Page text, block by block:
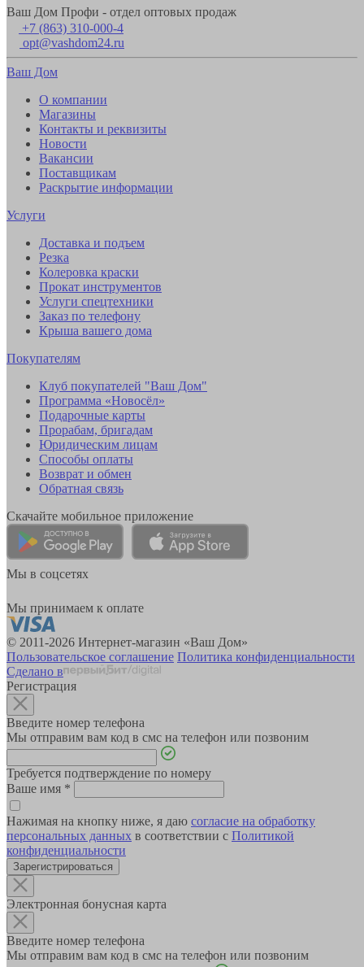
Ваш Дом Профи - отдел оптовых продаж
+7 (863) 310-000-4
opt@vashdom24.ru
Ваш Дом
О компании
Магазины
Контакты и реквизиты
Новости
Вакансии
Поставщикам
Раскрытие информации
Услуги
Доставка и подъем
Резка
Колеровка краски
Прокат инструментов
Услуги спецтехники
Заказ по телефону
Крыша вашего дома
Покупателям
Клуб покупателей "Ваш Дом"
Программа «Новосёл»
Подарочные карты
Прорабам, бригадам
Юридическим лицам
Способы оплаты
Возврат и обмен
Обратная связь
Скачайте мобильное приложение
Мы в соцсетях
Мы принимаем к оплате
© 2011-2026 Интернет-магазин «Ваш Дом»
Пользовательское соглашение Политика конфиденциальности
Сделано в
Регистрация
Введите номер телефона
Мы отправим вам код в смс на телефон или позвоним
Требуется подтверждение по номеру
Ваше имя *
Нажимая на кнопку ниже, я даю согласие на обработку
персональных данных в соответствии с Политикой
конфиденциальности
Зарегистрироваться
Электронная бонусная карта
Введите номер телефона
Мы отправим вам код в смс на телефон или позвоним